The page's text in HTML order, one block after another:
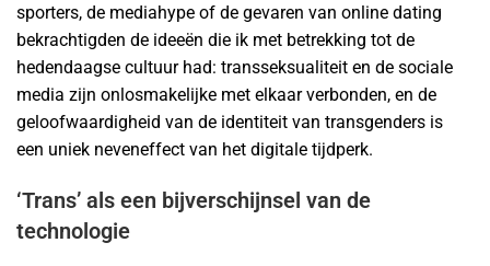
sporters, de mediahype of de gevaren van online dating
bekrachtigden de ideeën die ik met betrekking tot de
hedendaagse cultuur had: transseksualiteit en de sociale
media zijn onlosmakelijke met elkaar verbonden, en de
geloofwaardigheid van de identiteit van transgenders is
een uniek neveneffect van het digitale tijdperk.
‘Trans’ als een bijverschijnsel van de
technologie